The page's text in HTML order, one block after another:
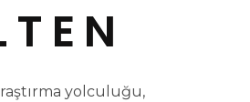
yolculuğu,